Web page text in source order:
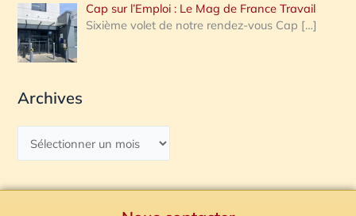
Cap sur l’Emploi : Le Mag de France Travail
Sixième volet de notre rendez-vous Cap […]
Archives